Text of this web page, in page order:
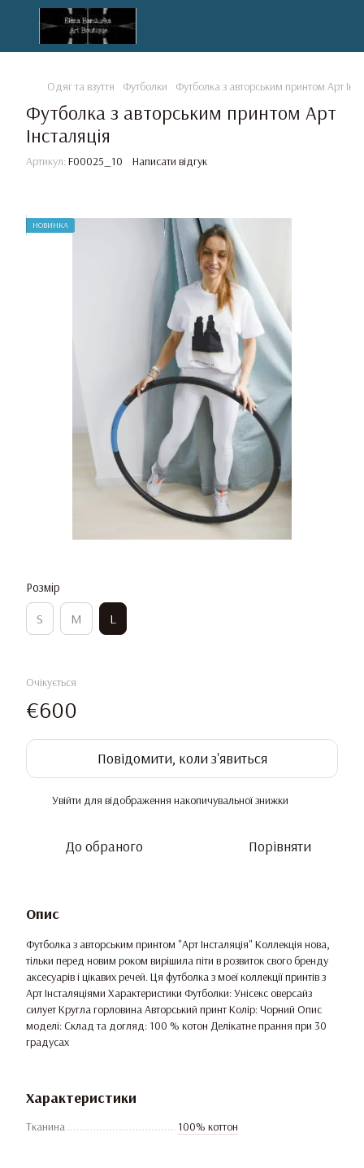
Одяг та взуття Футболки Футболка з авторським принтом Арт
Футболка з авторським принтом Арт
Інсталяція
Артикул: F00025_10 Написати відгук
НОВИНКА
Розмір
S M L
Очікується
€600
Повідомити, коли з'явиться
Увійти для відображення накопичувальної знижки
До обраного Порівняти
Опис
Футболка з авторським принтом "Арт Інсталяція" Коллекція нова,
тільки перед новим роком вирішила піти в розвиток свого бренду
аксесуарів і цікавих речей. Ця футболка з моеї коллекції принтів з
Арт Інсталяціями Характеристики Футболки: Унісекс оверсайз
силует Кругла горловина Авторський принт Колір: Чорний Опис
моделі: Склад та догляд: 100 % котон Делікатне прання при 30
градусах
Характеристики
Тканина 100% коттон